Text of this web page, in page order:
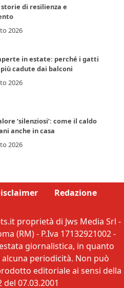
di resilienza e
2026
in estate: perché i gatti
cadute dai balconi
2026
‘silenziosi’: come il caldo
anche in casa
2026
Redazione
proprietà di Jws Media Srl -
(RM) - P.Iva 17132921002 -
giornalistica, in quanto
periodicità. Non può
editoriale ai sensi della
del 07.03.2001